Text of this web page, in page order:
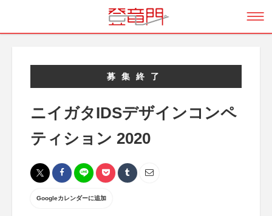
募集終了
ニイガタIDSデザインコンペ
ティション 2020
Googleカレンダーに追加